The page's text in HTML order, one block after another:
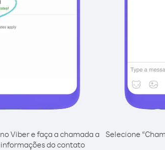
Viber e faça a chamada a
do contato
Selecione